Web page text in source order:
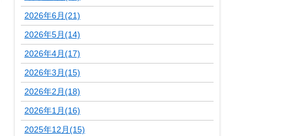
2026年6月(21)
2026年5月(14)
2026年4月(17)
2026年3月(15)
2026年2月(18)
2026年1月(16)
2025年12月(15)